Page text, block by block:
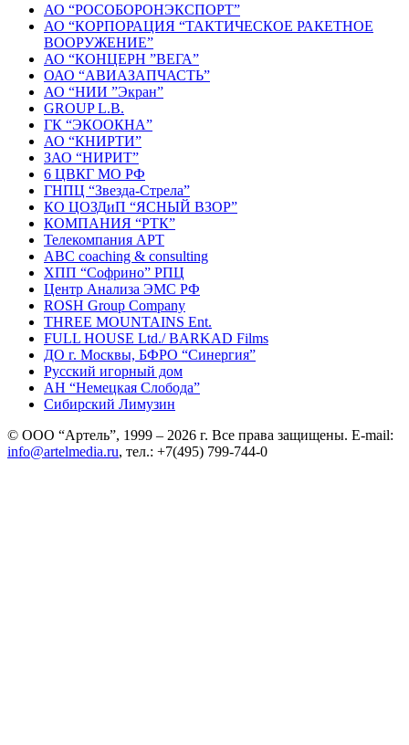
АО “РОСОБОРОНЭКСПОРТ”
АО “КОРПОРАЦИЯ “ТАКТИЧЕСКОЕ РАКЕТНОЕ
ВООРУЖЕНИЕ”
АО “КОНЦЕРН ”ВЕГА”
ОАО “АВИАЗАПЧАСТЬ”
АО “НИИ ”Экран”
GROUP L.В.
ГК “ЭКООКНА”
АО “КНИРТИ”
ЗАО “НИРИТ”
6 ЦВКГ МО РФ
ГНПЦ “Звезда-Стрела”
КО ЦОЗДиП “ЯСНЫЙ ВЗОР”
КОМПАНИЯ “РТК”
Телекомпания АРТ
ABC coaching & consulting
ХПП “Софрино” РПЦ
Центр Анализа ЭМС РФ
ROSH Group Company
THREE MOUNTAINS Ent.
FULL HOUSE Ltd./ BARKAD Films
ДО г. Москвы, БФРО “Синергия”
Русский игорный дом
АН “Немецкая Слобода”
Сибирский Лимузин
© ООО “Артель”, 1999 – 2026 г. Все права защищены. E-mail:
info@artelmedia.ru, тел.: +7(495) 799-744-0